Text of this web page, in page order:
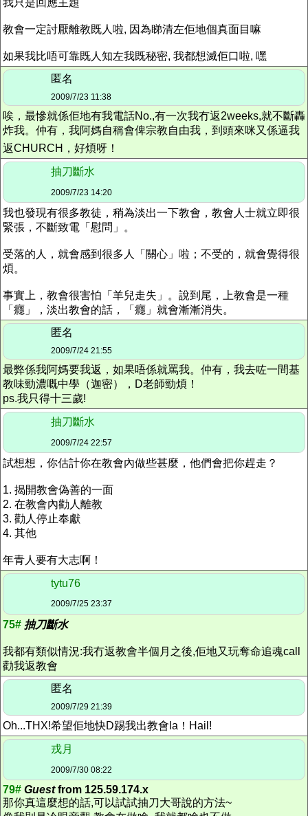
我只是回應主題
教會一定討厭離教既人啦, 因為睇清左佢地個真面目嘛
如果我比唔可靠既人知左我既秘密, 我都想滅佢口啦, 嘿
匿名
2009/7/23 11:38
唉，最慘就係佢地有我電話No.,有一次我冇返2weeks,就不斷轟
炸我。仲有，我阿媽自稱會俾宗教自由我，到頭來咪又係逼我
返CHURCH，好煩呀！
抽刀斷水
2009/7/23 14:20
我也發現有很多教徒，稍為淡出一下教會，教會人士就立即很
緊張，不斷致電「慰問」。
受落的人，就會感到很多人「關心」啦；不受的，就會覺得很
煩。
事實上，教會很害怕「羊兒走失」。說到尾，上教會是一種
「癮」，淡出教會的話，「癮」就會漸漸消失。
匿名
2009/7/24 21:55
最弊係我阿媽要我返，如果唔係就罵我。仲有，我去咗一間基
教味勁濃嘅中學（迦密），D老師勁煩！
ps.我只得十三歲!
抽刀斷水
2009/7/24 22:57
試想想，你估計你在教會內做些甚麼，他們會把你趕走？
1. 揭開教會偽善的一面
2. 在教會內勸人離教
3. 勸人停止奉獻
4. 其他
年青人要有大志啊！
tytu76
2009/7/25 23:37
75# 抽刀斷水
我都有類似情況:我冇返教會半個月之後,佢地又玩奪命追魂call
勸我返教會
匿名
2009/7/29 21:39
Oh...THX!希望佢地快D踢我出教會la！Hail!
戎月
2009/7/30 08:22
79# Guestfrom 125.59.174.x
那你真這麼想的話,可以試試抽刀大哥說的方法~